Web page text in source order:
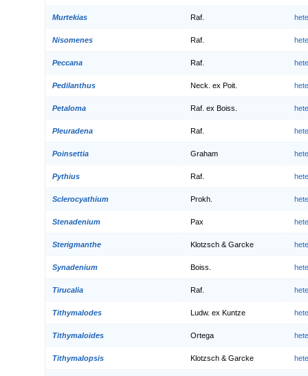
Murtekias Raf.
Nisomenes Raf.
Peccana Raf.
Pedilanthus Neck. ex Poit.
Petaloma Raf. ex Boiss.
Pleuradena Raf.
Poinsettia Graham
Pythius Raf.
Sclerocyathium Prokh.
Stenadenium Pax
Sterigmanthe Klotzsch & Garcke
Synadenium Boiss.
Tirucalia Raf.
Tithymalodes Ludw. ex Kuntze
Tithymaloides Ortega
Tithymalopsis Klotzsch & Garcke